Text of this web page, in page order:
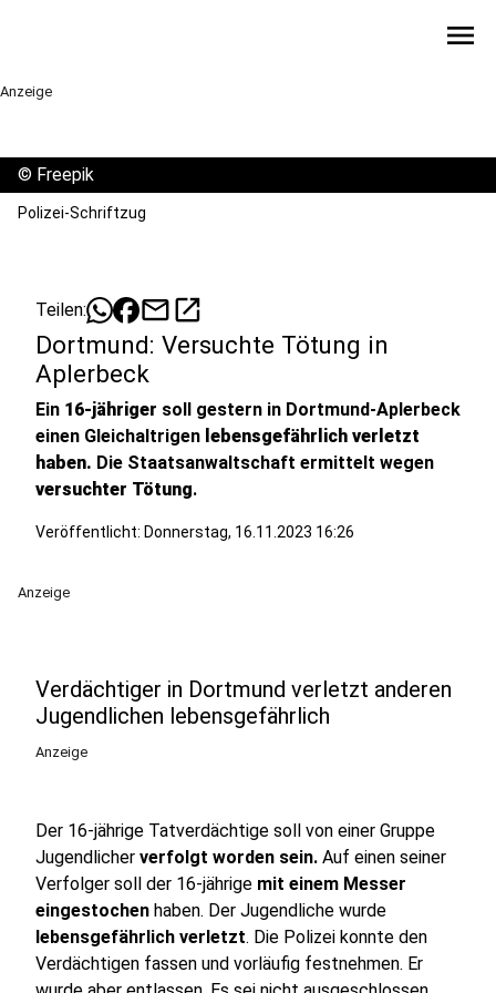
menu
Anzeige
© Freepik
Polizei-Schriftzug
Teilen: mailopen_in_new
Dortmund: Versuchte Tötung in
Aplerbeck
Ein 16-jähriger soll gestern in Dortmund-Aplerbeck
einen Gleichaltrigen lebensgefährlich verletzt
haben. Die Staatsanwaltschaft ermittelt wegen
versuchter Tötung.
Veröffentlicht: Donnerstag, 16.11.2023 16:26
Anzeige
Verdächtiger in Dortmund verletzt anderen
Jugendlichen lebensgefährlich
Anzeige
Der 16-jährige Tatverdächtige soll von einer Gruppe
Jugendlicher verfolgt worden sein. Auf einen seiner
Verfolger soll der 16-jährige mit einem Messer
eingestochen haben. Der Jugendliche wurde
lebensgefährlich verletzt. Die Polizei konnte den
Verdächtigen fassen und vorläufig festnehmen. Er